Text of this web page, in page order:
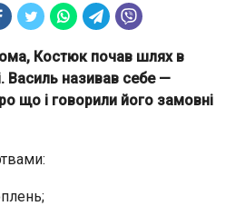
Костюк почав шлях в
Василь називав себе —
що і говорили його замовні